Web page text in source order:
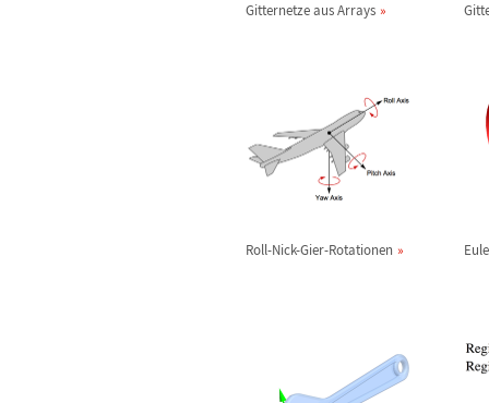
Gitternetze aus Arrays
Roll-Nick-Gier-Rotationen